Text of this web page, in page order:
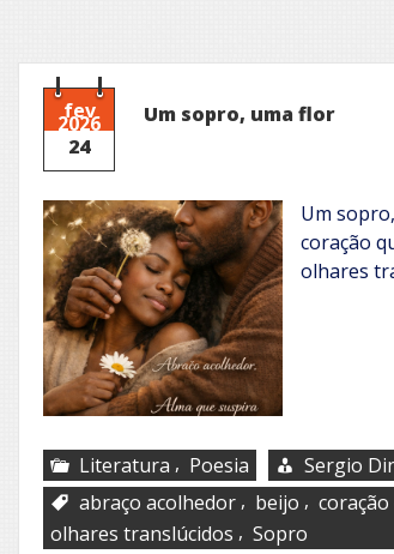
fev
2026
24
Um sopro, uma flor
Um
coração
olhares
Literatura , Poesia
Sergio
abraço acolhedor , beijo ,
olhares translúcidos , Sopro